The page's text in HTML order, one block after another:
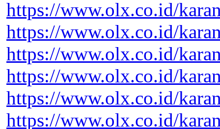
https://www.olx.co.id/
https://www.olx.co.id/
https://www.olx.co.id/
https://www.olx.co.id/
https://www.olx.co.id/
https://www.olx.co.id/